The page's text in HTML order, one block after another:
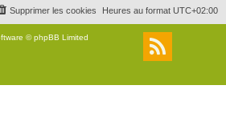
r
c
r
Heures au format UTC+02:00
Supprimer les cookies
© phpBB Limited